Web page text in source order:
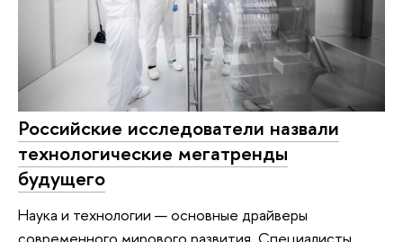
Российские исследователи назвали
технологические мегатренды
будущего
Наука и технологии — основные драйверы
современного мирового развития. Специалисты